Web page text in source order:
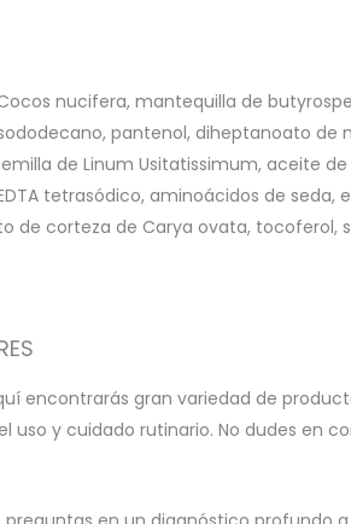
nucifera, mantequilla de
pantenol, diheptanoato
de Linum Usitatissimum, aceite
tetrasódico, aminoácidos de
corteza de Carya ovata, tocoferol,
encontrarás gran variedad de
uso y cuidado rutinario. No dudes en